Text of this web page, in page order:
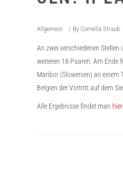
Allgemein By Cornelia Straub
An zwei verschiedenen
weiteren 18 Paaren. Am Ende
Maribor (Slowenien) an einem
Belgien der Vortritt auf dem
Alle Ergebnisse findet man hier